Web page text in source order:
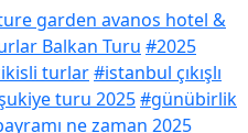
garden avanos hotel &
Balkan Turu #2025
turlar#istanbul çıkışlı
turu 2025#günübirlik
ne zaman 2025